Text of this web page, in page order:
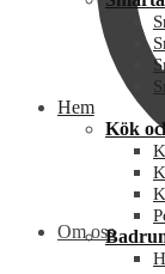
Om oss
Hem
Kök